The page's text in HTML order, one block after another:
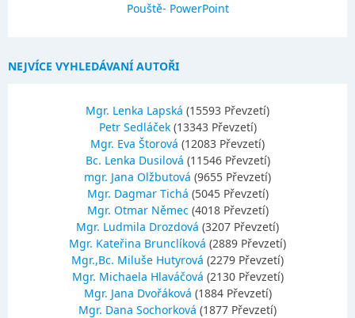
Pouště- PowerPoint
NEJVÍCE VYHLEDÁVANÍ AUTOŘI
Mgr. Lenka Lapská (15593 Převzetí)
Petr Sedláček (13343 Převzetí)
Mgr. Eva Štorová (12083 Převzetí)
Bc. Lenka Dusilová (11546 Převzetí)
mgr. Jana Olžbutová (9655 Převzetí)
Mgr. Dagmar Tichá (5045 Převzetí)
Mgr. Otmar Němec (4018 Převzetí)
Mgr. Ludmila Drozdová (3207 Převzetí)
Mgr. Kateřina Brunclíková (2889 Převzetí)
Mgr.,Bc. Miluše Hutyrová (2279 Převzetí)
Mgr. Michaela Hlaváčová (2130 Převzetí)
Mgr. Jana Dvořáková (1884 Převzetí)
Mgr. Dana Sochorková (1877 Převzetí)